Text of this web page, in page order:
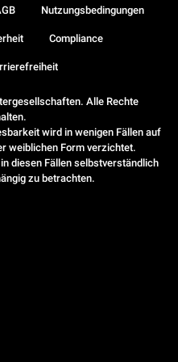
Alle Rechte
wird in wenigen Fällen auf
weiblichen Form verzichtet.
diesen Fällen selbstverständlich
zu betrachten.
Nutzungsbedingungen
Compliance